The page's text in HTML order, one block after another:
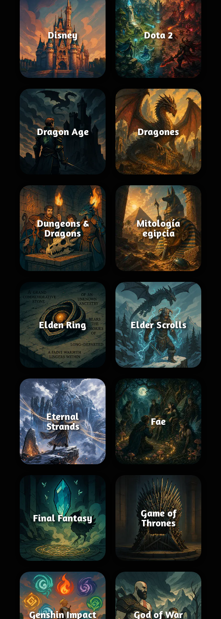
Disney Dota 2
Dragon Age Dragones
Dungeons &
Dragons
Mitología
egipcia
Elden Ring Elder Scrolls
Eternal
Strands
Fae
Final Fantasy
Game of
Thrones
Genshin Impact God of War